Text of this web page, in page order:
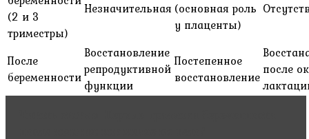
(2 и 3
триместры)
Незначительная (основная роль
у плаценты)
После
беременности
Восстановление
репродуктивной
функции
Постепенное
восстановление после